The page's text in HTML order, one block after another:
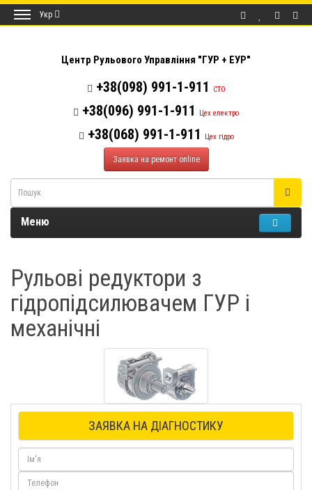
Укр
Центр Рульового Управління "ГУР + ЕУР"
+38(098) 991-1-911 СТО
+38(096) 991-1-911 Цех електро
+38(068) 991-1-911 Цех гідро
Заявка на ремонт online
Меню
Рульові редуктори з
гідропідсилювачем ГУР і
механічні
ЗАЯВКА НА ДІАГНОСТИКУ